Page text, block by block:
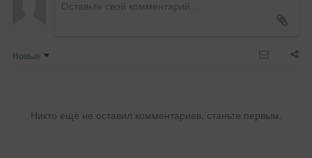
Новые
Никто ещё не оставил комментариев, станьте первым.